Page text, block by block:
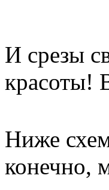
И срезы
красоты!
Ниже
конечно,